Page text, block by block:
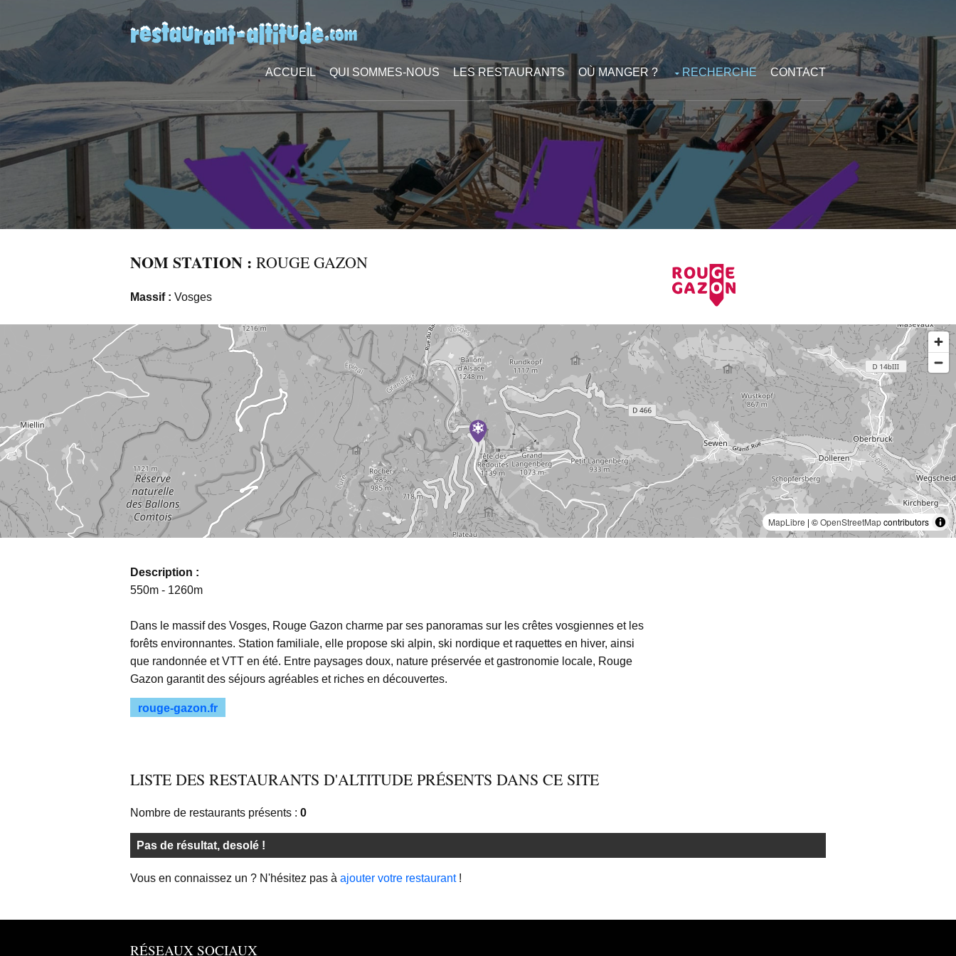
ACCUEIL QUI SOMMES-NOUS LES RESTAURANTS OÙ MANGER ? RECHERCHE CONTACT
NOM STATION : ROUGE GAZON
Massif : Vosges
MapLibre | ©OpenStreetMapcontributors
Description :
550m - 1260m
Dans le massif des Vosges, Rouge Gazon charme par ses panoramas sur les crêtes vosgiennes et les
forêts environnantes. Station familiale, elle propose ski alpin, ski nordique et raquettes en hiver, ainsi
que randonnée et VTT en été. Entre paysages doux, nature préservée et gastronomie locale, Rouge
Gazon garantit des séjours agréables et riches en découvertes.
rouge-gazon.fr
LISTE DES RESTAURANTS D'ALTITUDE PRÉSENTS DANS CE SITE
Nombre de restaurants présents : 0
Pas de résultat, desolé !
Vous en connaissez un ? N'hésitez pas à ajouter votre restaurant!
RÉSEAUX SOCIAUX